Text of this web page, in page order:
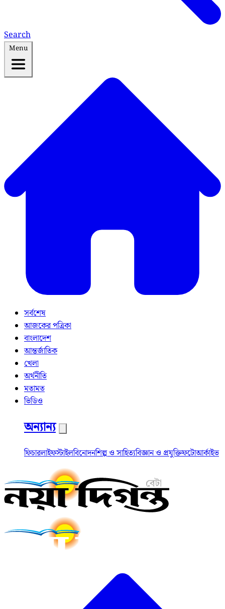
Search
Menu
সর্বশেষ
আজকের পত্রিকা
বাংলাদেশ
আন্তর্জাতিক
খেলা
অর্থনীতি
মতামত
ভিডিও
অন্যান্য
ফিচারলাইফস্টাইলবিনোদনশিল্প ও সাহিত্যবিজ্ঞান ও প্রযুক্তিফটোআর্কাইভ